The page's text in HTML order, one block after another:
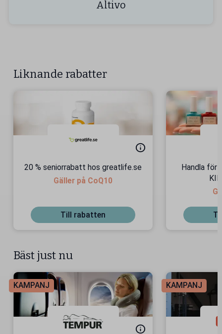
Altivo
Liknande rabatter
20 % seniorrabatt hos greatlife.se
Gäller på CoQ10
Till rabatten
Handla för
Bäst just nu
KAMPANJ KAMPANJ